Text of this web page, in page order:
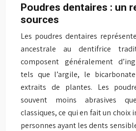
Poudres dentaires : un
sources
Les poudres dentaires
ancestrale au dentifrice
composent généralement
tels que l’argile, le
extraits de plantes. Les
souvent moins abrasives
classiques, ce qui en fait un choix
personnes ayant les dents